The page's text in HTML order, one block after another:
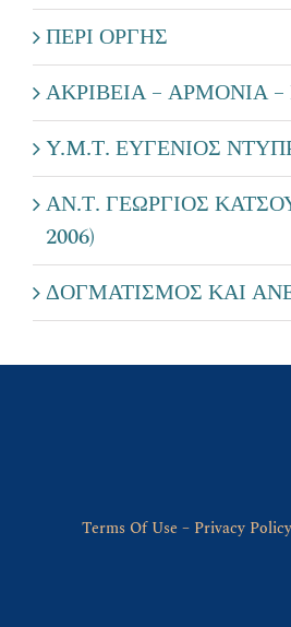
ΠΕΡΙ ΟΡΓΗΣ
ΑΚΡΙΒΕΙΑ – ΑΡΜΟΝΙΑ –
Y.M.Τ. ΕΥΓΕΝΙΟΣ
ΑΝ.Τ. ΓΕΩΡΓΙΟΣ
2006)
ΔΟΓΜΑΤΙΣΜΟΣ ΚΑΙ
Terms Of Use – Privacy Policy